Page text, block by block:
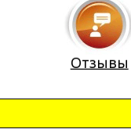
Отзывы